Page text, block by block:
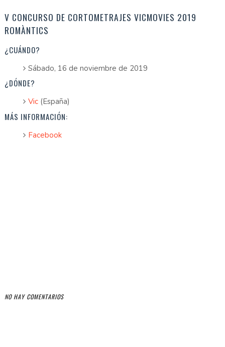
V CONCURSO DE CORTOMETRAJES VICMOVIES 2019
ROMÀNTICS
¿CUÁNDO?
Sábado, 16 de noviembre de 2019
¿DÓNDE?
Vic (España)
MÁS INFORMACIÓN:
Facebook
NO HAY COMENTARIOS